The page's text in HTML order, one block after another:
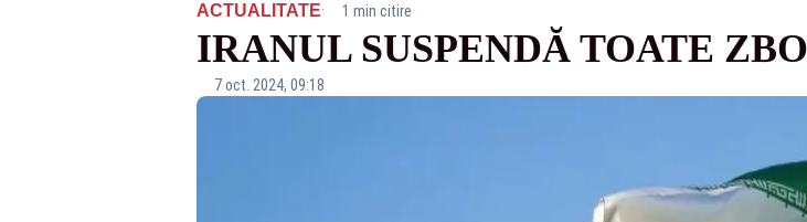
ACTUALITATE· 1 min citire
IRANUL SUSPENDĂ TOATE
7 oct. 2024, 09:18